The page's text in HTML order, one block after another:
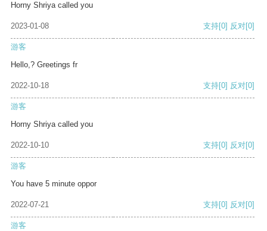
Horny Shriya called you
2023-01-08 支持[0] 反对[0]
游客
Hello,? Greetings fr
2022-10-18 支持[0] 反对[0]
游客
Horny Shriya called you
2022-10-10 支持[0] 反对[0]
游客
You have 5 minute oppor
2022-07-21 支持[0] 反对[0]
游客